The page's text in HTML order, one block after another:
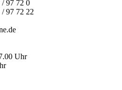
97 72 0
97 72 22
Uhr